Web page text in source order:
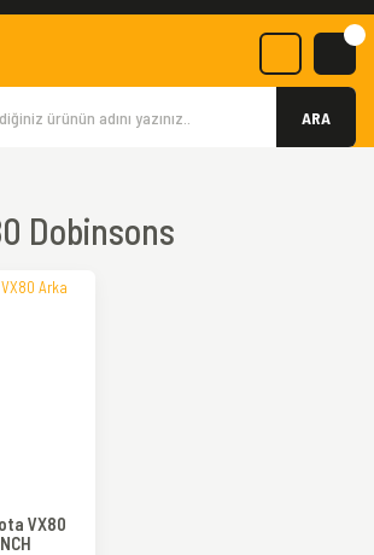
ARA
Dobinsons
VX80